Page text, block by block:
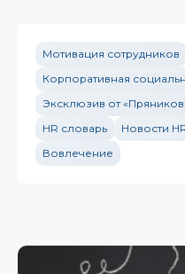
Мотивация сотрудников
Корпоративная
Эксклюзив от
HR словарь
Новости
Вовлечение